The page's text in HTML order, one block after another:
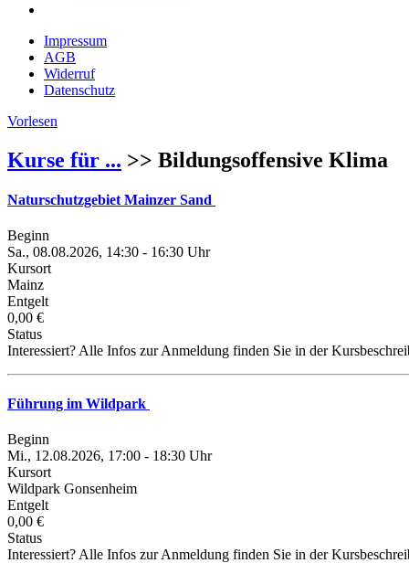
Impressum
AGB
Widerruf
Datenschutz
Vorlesen
Kurse für ... >> Bildungsoffensive Klima
Naturschutzgebiet Mainzer Sand
Beginn
Sa., 08.08.2026, 14:30 - 16:30 Uhr
Kursort
Mainz
Entgelt
0,00 €
Status
Interessiert? Alle Infos zur Anmeldung finden Sie in der
Führung im Wildpark
Beginn
Mi., 12.08.2026, 17:00 - 18:30 Uhr
Kursort
Wildpark Gonsenheim
Entgelt
0,00 €
Status
Interessiert? Alle Infos zur Anmeldung finden Sie in der